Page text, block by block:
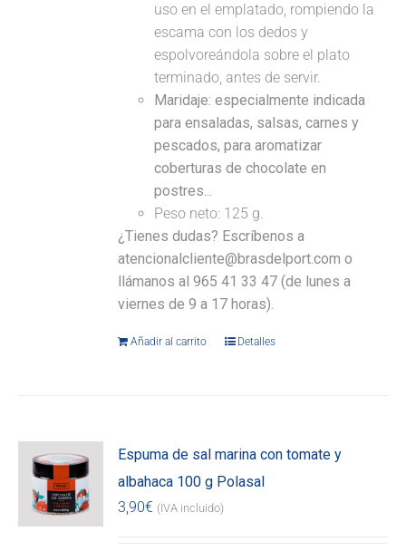
uso en el emplatado, rompiendo la
escama con los dedos y
espolvoreándola sobre el plato
terminado, antes de servir.
Maridaje: especialmente indicada
para ensaladas, salsas, carnes y
pescados, para aromatizar
coberturas de chocolate en
postres...
Peso neto: 125 g.
¿Tienes dudas? Escríbenos a
atencionalcliente@brasdelport.com o
llámanos al 965 41 33 47 (de lunes a
viernes de 9 a 17 horas).
Añadir al carrito Detalles
Espuma de sal marina con tomate y
albahaca 100 g Polasal
3,90€ (IVA incluido)